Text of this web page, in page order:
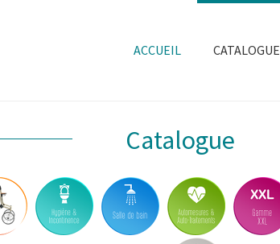
ACCUEIL CATALOGUE
Catalogue